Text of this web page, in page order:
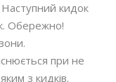
кидок
Обережно!
при не
з кидків.